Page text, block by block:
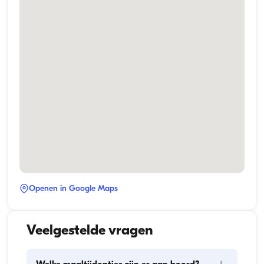
Openen in Google Maps
Veelgestelde vragen